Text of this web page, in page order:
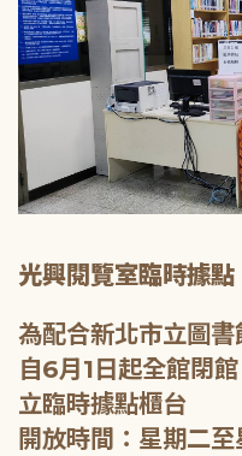
光興閱覽室臨時據點
為配合新北市立圖
自6月1日起全館閉
立臨時據點櫃台
開放時間：星期二